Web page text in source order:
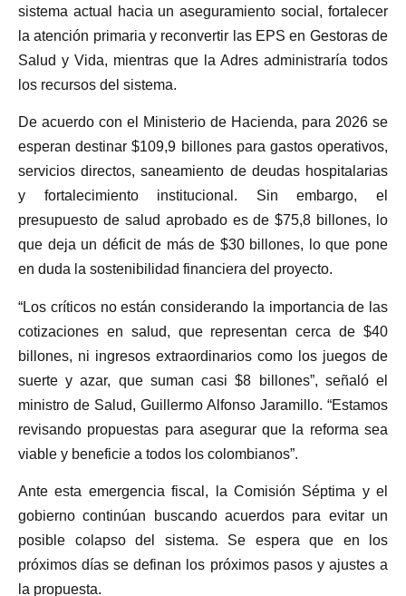
sistema actual hacia un aseguramiento social, fortalecer
la atención primaria y reconvertir las EPS en Gestoras de
Salud y Vida, mientras que la Adres administraría todos
los recursos del sistema.
De acuerdo con el Ministerio de Hacienda, para 2026 se
esperan destinar $109,9 billones para gastos operativos,
servicios directos, saneamiento de deudas hospitalarias
y fortalecimiento institucional. Sin embargo, el
presupuesto de salud aprobado es de $75,8 billones, lo
que deja un déficit de más de $30 billones, lo que pone
en duda la sostenibilidad financiera del proyecto.
“Los críticos no están considerando la importancia de las
cotizaciones en salud, que representan cerca de $40
billones, ni ingresos extraordinarios como los juegos de
suerte y azar, que suman casi $8 billones”, señaló el
ministro de Salud, Guillermo Alfonso Jaramillo. “Estamos
revisando propuestas para asegurar que la reforma sea
viable y beneficie a todos los colombianos”.
Ante esta emergencia fiscal, la Comisión Séptima y el
gobierno continúan buscando acuerdos para evitar un
posible colapso del sistema. Se espera que en los
próximos días se definan los próximos pasos y ajustes a
la propuesta.